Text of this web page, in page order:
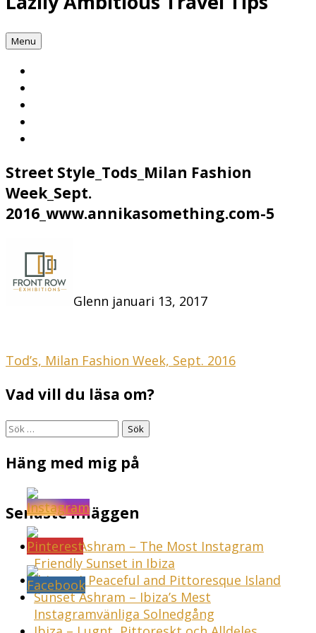
Menu
Street Style_Tods_Milan Fashion
Week_Sept.
2016_www.annikasomething.com-5
Glenn januari 13, 2017
Inläggsnavigering
Tod’s, Milan Fashion Week, Sept. 2016
Vad vill du läsa om?
Sök
Häng med mig på
Senaste inläggen
Sunset Ashram – The Most Instagram
Friendly Sunset in Ibiza
Ibiza – A Peaceful and Pittoresque Island
Sunset Ashram – Ibiza’s Mest
Instagramvänliga Solnedgång